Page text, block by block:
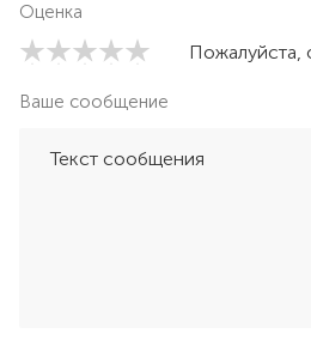
Оценка
Пожалуйста,
Ваше сообщение